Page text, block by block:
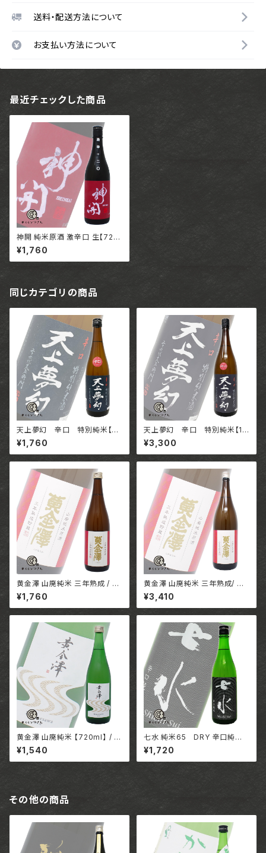
送料・配送方法について
お支払い方法について
最近チェックした商品
神開 純米原酒 激辛口 生【720
ml】/ 滋賀 藤本酒造株式会社
¥1,760
同じカテゴリの商品
天上夢幻 辛口 特別純米【72
¥1,760
天上夢幻 辛口 特別純米【18
¥3,300
黄金澤 山廃純米 三年熟成 / 宮
城 合名会社川敬商店
¥1,760
黄金澤 山廃純米 三年熟成/ 宮
城 合名会社川敬商店
¥3,410
黄金澤 山廃純米 【720ml】 / 宮
城 合名会社川敬商店
¥1,540
七水 純米65 DRY 辛口純米
【720ml】 / 栃木 株式会社虎屋
本店
¥1,720
その他の商品